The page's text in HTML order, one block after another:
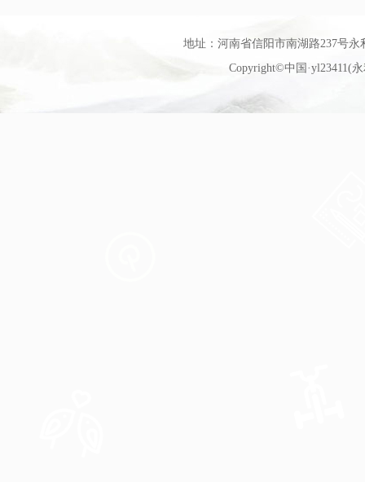
地址：河南省信阳市南湖路237号永
Copyright©中国·yl23411(